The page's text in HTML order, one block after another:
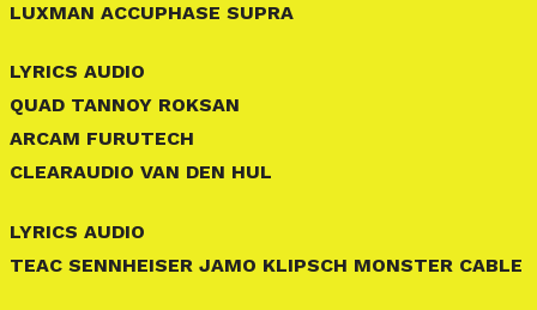
LUXMAN ACCUPHASE SUPRA
LYRICS AUDIO
QUAD TANNOY ROKSAN
ARCAM FURUTECH
CLEARAUDIO VAN DEN HUL
LYRICS AUDIO
TEAC SENNHEISER JAMO KLIPSCH MONSTER CABLE